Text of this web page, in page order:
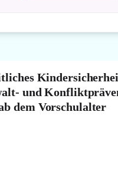
und
dem Vorschulalter